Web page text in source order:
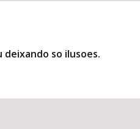
deixando so ilusoes.